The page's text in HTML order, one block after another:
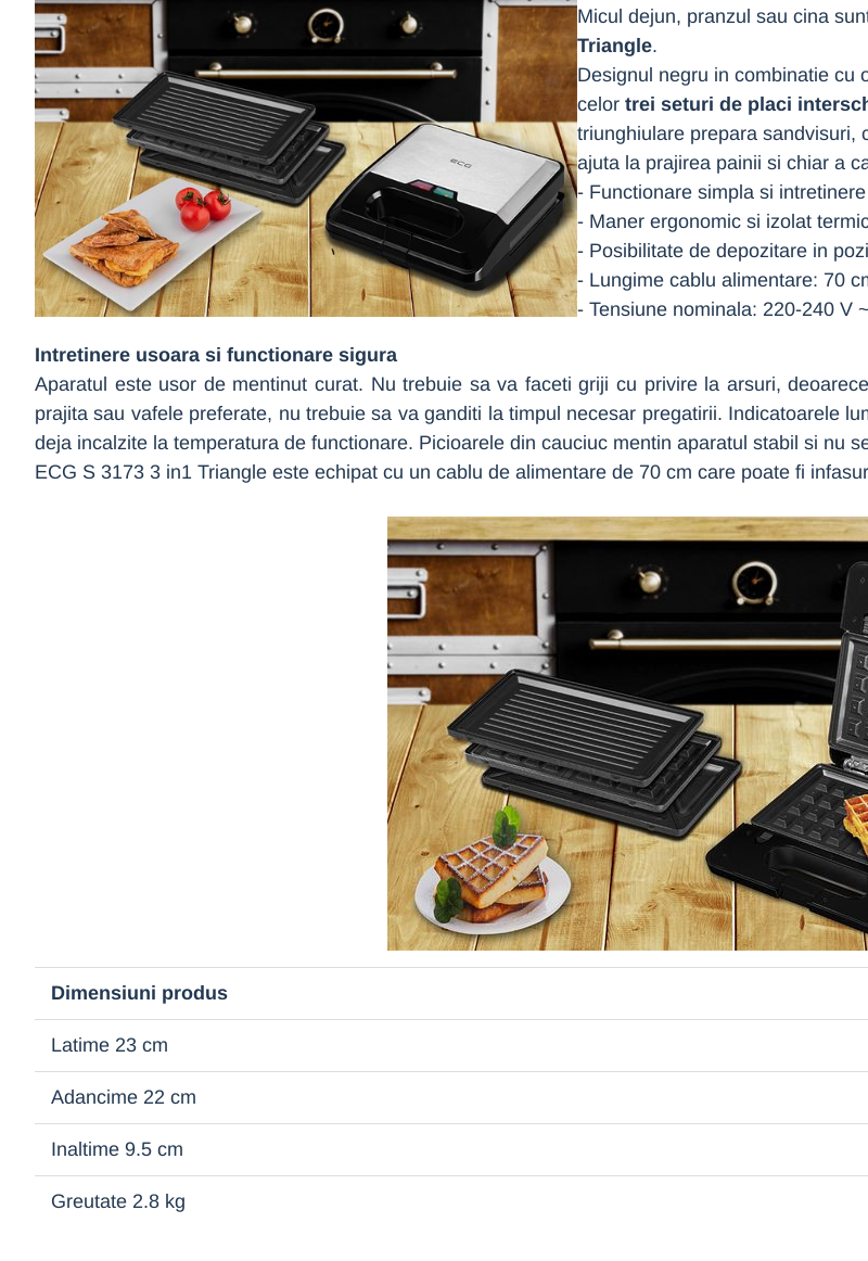
Micul dejun, pranzul sau cina
Triangle.
Designul negru in combinatie cu
celor trei seturi de placi
triunghiulare prepara sandvisuri,
ajuta la prajirea painii si chiar a
- Functionare simpla si
- Maner ergonomic si izolat
- Posibilitate de depozitare in
- Lungime cablu alimentare: 70
- Tensiune nominala: 220-240 V
Intretinere usoara si functionare sigura
Aparatul este usor de mentinut curat. Nu trebuie sa va faceti griji cu privire la arsuri,
prajita sau vafele preferate, nu trebuie sa va ganditi la timpul necesar pregatirii. Indicatoarele
deja incalzite la temperatura de functionare. Picioarele din cauciuc mentin aparatul stabil si nu
ECG S 3173 3 in1 Triangle este echipat cu un cablu de alimentare de 70 cm care poate fi
Dimensiuni produs
Latime 23 cm
Adancime 22 cm
Inaltime 9.5 cm
Greutate 2.8 kg